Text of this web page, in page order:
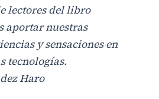
lectores del libro
aportar nuestras
y sensaciones en
tecnologías.
Haro